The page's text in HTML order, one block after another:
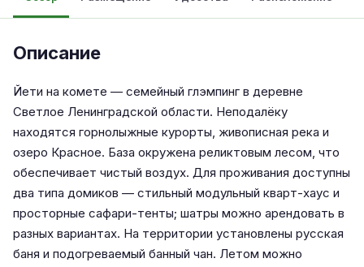
Описание
Йети на комете — семейный глэмпинг в деревне
Светлое Ленинградской области. Неподалёку
находятся горнолыжные курорты, живописная река и
озеро Красное. База окружена реликтовым лесом, что
обеспечивает чистый воздух. Для проживания доступны
два типа домиков — стильный модульный кварт-хаус и
просторные сафари-тенты; шатры можно арендовать в
разных вариантах. На территории установлены русская
баня и подогреваемый банный чан. Летом можно